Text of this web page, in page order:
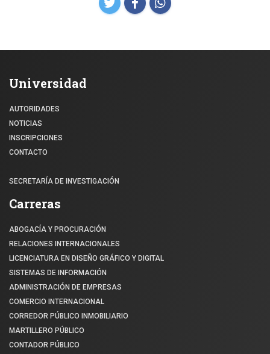
Universidad
AUTORIDADES
NOTICIAS
INSCRIPCIONES
CONTACTO
SECRETARÍA DE INVESTIGACIÓN
Carreras
ABOGACÍA Y PROCURACIÓN
RELACIONES INTERNACIONALES
LICENCIATURA EN DISEÑO GRÁFICO Y DIGITAL
SISTEMAS DE INFORMACIÓN
ADMINISTRACIÓN DE EMPRESAS
COMERCIO INTERNACIONAL
CORREDOR PÚBLICO INMOBILIARIO
MARTILLERO PÚBLICO
CONTADOR PÚBLICO